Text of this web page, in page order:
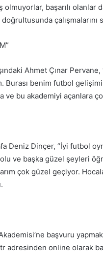
başarılı olanlar
çalışmalarını
Ahmet Çınar
benim futbol
ve bu akademiyi açanlara
Deniz Dinçer, “İyi futbol
ve başka güzel şeyleri
çok güzel geçiyor.
başvuru
adresinden online olarak